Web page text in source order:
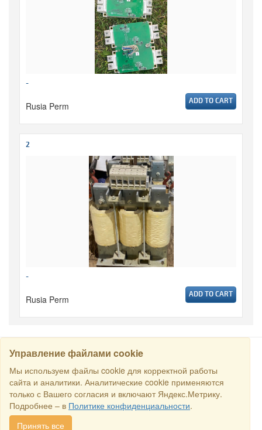
-
Rusia Perm ADD TO CART
2
-
Rusia Perm ADD TO CART
Управление файлами cookie
Мы используем файлы cookie для корректной работы
сайта и аналитики. Аналитические cookie применяются
только с Вашего согласия и включают Яндекс.Метрику.
Подробнее – в Политике конфиденциальности.
Принять все
CARI
Semua hak dilindungi undang-undang © 2016 Торговый Дом
РСДС. E-mail:sales@rstradehouse.com, Alamat: Jl. Malaya
Pirogovskaya, 16, Moskow, Rusia.